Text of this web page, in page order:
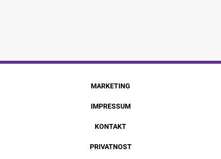
MARKETING
IMPRESSUM
KONTAKT
PRIVATNOST